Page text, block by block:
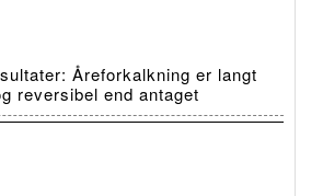
Åreforkalkning er langt
reversibel end antaget